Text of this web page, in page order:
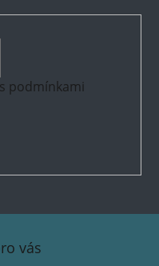
podmínkami
vás